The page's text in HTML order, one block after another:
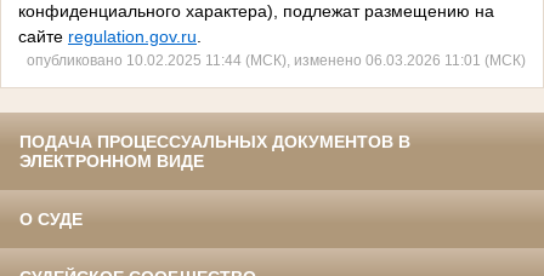
конфиденциального характера), подлежат размещению на
сайте regulation.gov.ru
опубликовано 10.02.2025 11:44 (МСК), изменено 06.03.2026 11:01 (МСК)
ПОДАЧА ПРОЦЕССУАЛЬНЫХ ДОКУМЕНТОВ В
ЭЛЕКТРОННОМ ВИДЕ
О СУДЕ